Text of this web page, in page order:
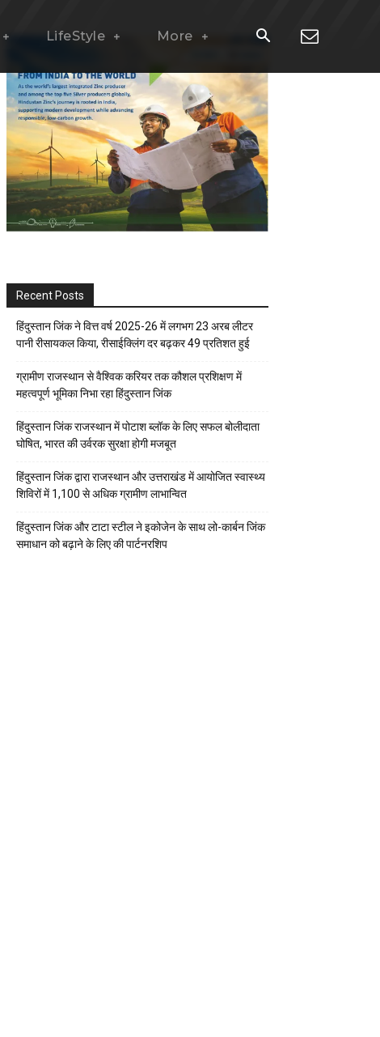
LifeStyle More
Recent Posts
हिंदुस्तान जिंक ने वित्त वर्ष 2025-26 में लगभग 23 अरब लीटर
पानी रीसायकल किया, रीसाईक्लिंग दर बढ़कर 49 प्रतिशत हुई
ग्रामीण राजस्थान से वैश्विक करियर तक कौशल प्रशिक्षण में
महत्वपूर्ण भूमिका निभा रहा हिंदुस्तान जिंक
हिंदुस्तान जिंक राजस्थान में पोटाश ब्लॉक के लिए सफल बोलीदाता
घोषित, भारत की उर्वरक सुरक्षा होगी मजबूत
हिंदुस्तान जिंक द्वारा राजस्थान और उत्तराखंड में आयोजित स्वास्थ्य
शिविरों में 1,100 से अधिक ग्रामीण लाभान्वित
हिंदुस्तान जिंक और टाटा स्टील ने इकोजेन के साथ लो-कार्बन जिंक
समाधान को बढ़ाने के लिए की पार्टनरशिप